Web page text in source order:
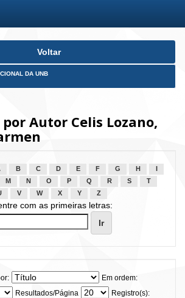
Voltar
DA UNB
Autor Celis Lozano,
B C D E F G H
M N O P Q R S
T
V W X Y Z
com as primeiras letras:
Em ordem:
Resultados/Página
Registro(s):